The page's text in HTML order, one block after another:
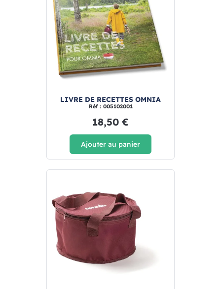
LIVRE DE RECETTES OMNIA
Réf : 005102001
18,50 €
Ajouter au panier